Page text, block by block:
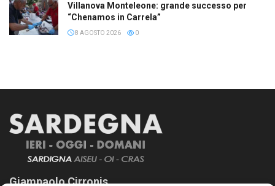
Villanova Monteleone: grande successo per
“Chenamos in Carrela”
8 AGOSTO 2026 0
Giampaolo Cirronis